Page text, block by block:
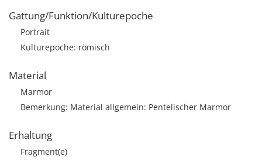
Gattung/Funktion/Kulturepoche
Portrait
Kulturepoche: römisch
Material
Marmor
Bemerkung: Material allgemein: Pentelischer Marmor
Erhaltung
Fragment(e)